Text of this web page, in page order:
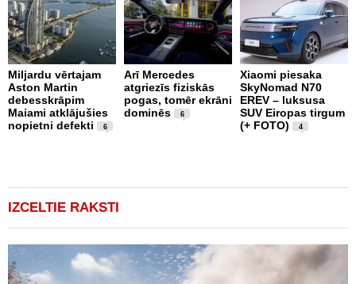
Miljardu vērtajam
Aston Martin
debesskrāpim
Maiami atklājušies
nopietni defekti
6
Arī Mercedes
atgriezīs fiziskās
pogas, tomēr ekrāni
dominēs
6
Xiaomi piesaka
SkyNomad N70
EREV – luksusa
SUV Eiropas tirgum
(+ FOTO)
4
IZCELTIE RAKSTI